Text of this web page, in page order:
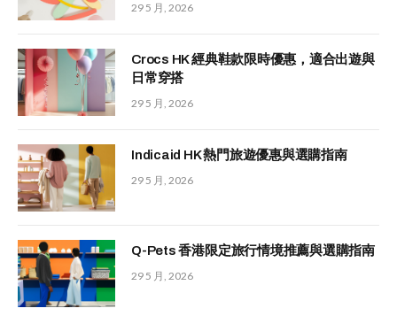
29 5 月, 2026
Crocs HK 經典鞋款限時優惠，適合出遊與
日常穿搭
29 5 月, 2026
Indicaid HK 熱門旅遊優惠與選購指南
29 5 月, 2026
Q-Pets 香港限定旅行情境推薦與選購指南
29 5 月, 2026